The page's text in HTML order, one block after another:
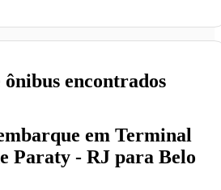
em Terminal
Paraty - RJ para Belo
ônibus encontrados